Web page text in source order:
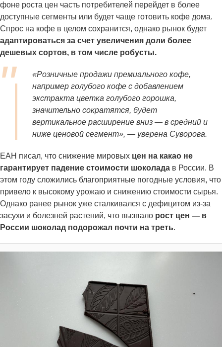
фоне роста цен часть потребителей перейдет в более
доступные сегменты или будет чаще готовить кофе дома.
Спрос на кофе в целом сохранится, однако рынок будет
адаптироваться за счет увеличения доли более
дешевых сортов, в том числе робусты.
«Розничные продажи премиального кофе,
например голубого кофе с добавлением
экстракта цветка голубого горошка,
значительно сократятся, будет
вертикальное расширение вниз — в средний и
ниже ценовой сегмент», — уверена Суворова.
ЕАН писал, что снижение мировых цен на какао не
гарантирует падение стоимости шоколада в России. В
этом году сложились благоприятные погодные условия, что
привело к высокому урожаю и снижению стоимости сырья.
Однако ранее рынок уже сталкивался с дефицитом из-за
засухи и болезней растений, что вызвало рост цен — в
России шоколад подорожал почти на треть.